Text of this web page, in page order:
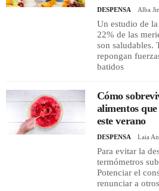
DESPENSA Alba
Un estudio de
22% de las
son saludables.
repongan
batidos
Cómo
alimentos
este verano
DESPENSA Laia
Para evitar la
termómetros
Potenciar el
renunciar a